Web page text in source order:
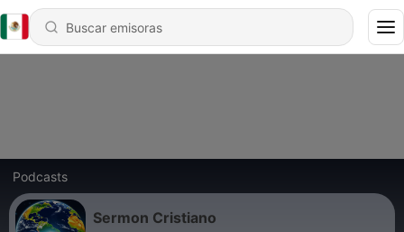
Podcasts
Sermon Cristiano